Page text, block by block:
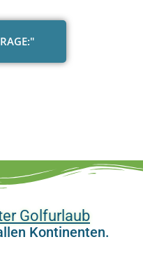
Golfurlaub
Kontinenten.